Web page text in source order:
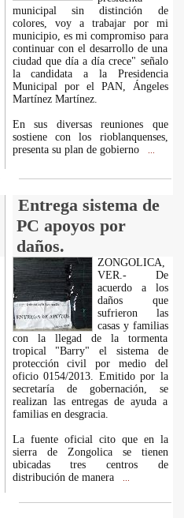
municipal sin distinción de
colores, voy a trabajar por mi
municipio, es mi compromiso para
continuar con el desarrollo de una
ciudad que día a día crece" señalo
la candidata a la Presidencia
Municipal por el PAN, Ángeles
Martínez Martínez.
En sus diversas reuniones que
sostiene con los rioblanquenses,
presenta su plan de gobierno
Entrega sistema de
PC apoyos por
daños.
ZONGOLICA,
VER.- De
acuerdo a los
daños que
sufrieron las
casas y familias
con la llegad de la tormenta
tropical "Barry" el sistema de
protección civil por medio del
oficio 0154/2013. Emitido por la
secretaría de gobernación, se
realizan las entregas de ayuda a
familias en desgracia.
La fuente oficial cito que en la
sierra de Zongolica se tienen
ubicadas tres centros de
distribución de manera